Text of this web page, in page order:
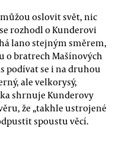
oslovit svět, nic
rozhodl o Kunderovi
lano stejným směrem,
bratrech Mašínových
podívat se i na druhou
ale velkorysý,
shrnuje Kunderovy
že „takhle ustrojené
spoustu věcí.